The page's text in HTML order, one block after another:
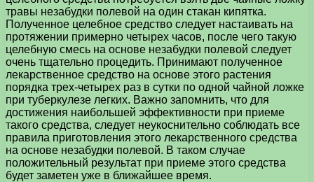
травы незабудки полевой на один стакан кипятка.
Полученное целебное средство следует настаивать на
протяжении примерно четырех часов, после чего такую
целебную смесь на основе незабудки полевой следует
очень тщательно процедить. Принимают полученное
лекарственное средство на основе этого растения
порядка трех-четырех раз в сутки по одной чайной ложке
при туберкулезе легких. Важно запомнить, что для
достижения наибольшей эффективности при приеме
такого средства, следует неукоснительно соблюдать все
правила приготовления этого лекарственного средства
на основе незабудки полевой. В таком случае
положительный результат при приеме этого средства
будет заметен уже в ближайшее время.